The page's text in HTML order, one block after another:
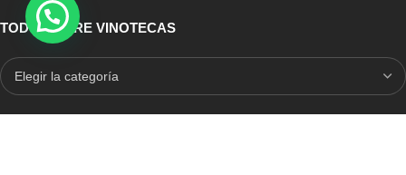
TODO SOBRE VINOTECAS